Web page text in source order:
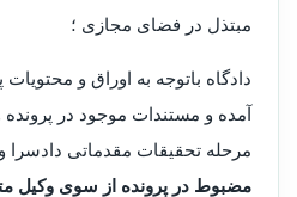
مبتذل در فضای مجازی ؛
دادگاه باتوجه به اوراق و
آمده و مستندات موجود در پرونده
مرحله تحقیقات مقدماتی دادسرا و
مضبوط در پرونده از سوی وکیل